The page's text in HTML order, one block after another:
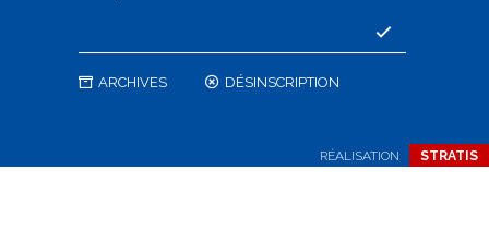
ARCHIVES DÉSINSCRIPTION
RÉALISATION STRATIS